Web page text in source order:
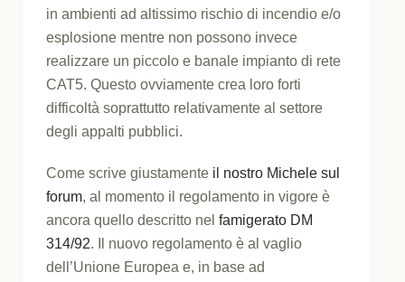
in ambienti ad altissimo rischio di incendio e/o
esplosione mentre non possono invece
realizzare un piccolo e banale impianto di rete
CAT5. Questo ovviamente crea loro forti
difficoltà soprattutto relativamente al settore
degli appalti pubblici.
Come scrive giustamente il nostro Michele sul
forum, al momento il regolamento in vigore è
ancora quello descritto nelfamigerato DM
314/92. Il nuovo regolamento è al vaglio
dell’Unione Europea e, in base ad